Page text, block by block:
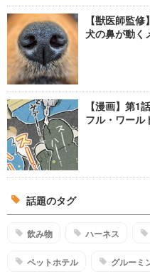
【獣医師監
犬の鼻が動
【漫画】第1
フル・ワー
話題のタグ
飲み物 ハーネス
ペットホテル グルーミ